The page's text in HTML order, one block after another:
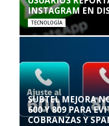
INSTAGRAM EN
TECNOLOGÍA
SUBTEL MEJORA
600 Y 809 PARA
COBRANZAS Y